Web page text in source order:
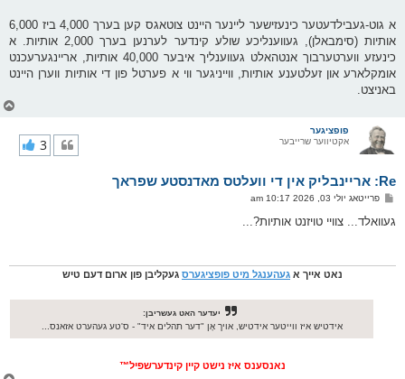
א גוט-געבילדעטער כינעזישער ליינער היינט צוטאגס קען בערך 4,000 ביז 6,000
אותיות (סימבאלן), געווענליכע שולע קינדער לערנען בערך 2,000 אותיות. א
כינעזע ווערטערבוך אנטהאלט געווענליך איבער 40,000 אותיות, אריינגערעכנט
אומקלארע און זעלטענע אותיות, ווייניגער ווי א פערטל פון די אותיות ווערן היינט
באניצט.
פופציגער
אקטיווער שרייבער
Re: אריינבליק אין די וועלטס מאדנסטע שפראך
3
פ
ו
פרייטאג יולי 03, 2026 10:17 am
געוואלד... צוויי טויזנט אותיות?...
נאט אייך א געהענגל מיט פופציגערס געקליבן פון ארום דעם טיש
יעדער האט געשריבן:
אידטיש איז ווייטער אידטיש, אויך אָן "דער תהלים איד" - ס'טע געהערט אזאנס...
נאנסענס איז נישט קיין קינדערשפיל™